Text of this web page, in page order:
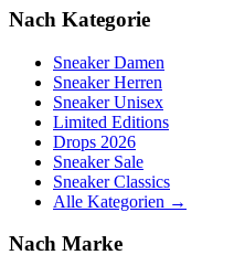
Nach Kategorie
Sneaker Damen
Sneaker Herren
Sneaker Unisex
Limited Editions
Drops 2026
Sneaker Sale
Sneaker Classics
Alle Kategorien →
Nach Marke